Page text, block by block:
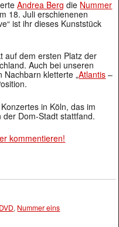
Andrea Berg die Nummer
18. Juli erschienenen
ist ihr dieses Kunststück
auf dem ersten Platz der
Auch bei unseren
Nachbarn kletterte „Atlantis –
in Köln, das im
der Dom-Stadt stattfand.
kommentieren!
DVD, Nummer eins